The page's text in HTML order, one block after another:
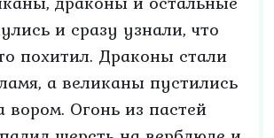
и сразу узнали, что
похитил. Драконы стали
а великаны пустились
вором. Огонь из пастей